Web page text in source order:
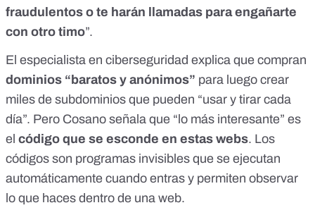
fraudulentos o te harán llamadas para engañarte
con otro timo”.
El especialista en ciberseguridad explica que compran
dominios “baratos y anónimos” para luego crear
miles de subdominios que pueden “usar y tirar cada
día”. Pero Cosano señala que “lo más interesante” es
el código que se esconde en estas webs. Los
códigos son programas invisibles que se ejecutan
automáticamente cuando entras y permiten observar
lo que haces dentro de una web.